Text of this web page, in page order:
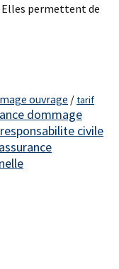
permettent de
ouvrage /tarif
dommage
civile